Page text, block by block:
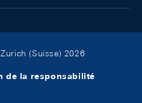
(Suisse) 2026
de la responsabilité